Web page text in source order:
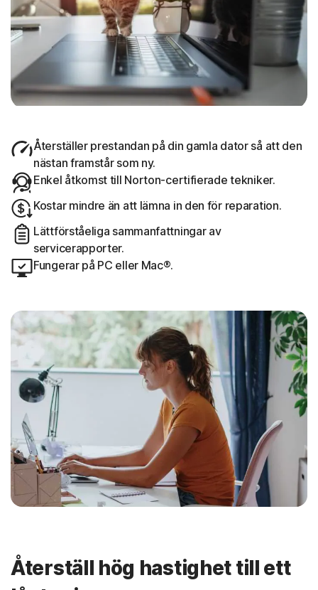
Återställer prestandan på din gamla dator så att den
nästan framstår som ny.
Enkel åtkomst till Norton-certifierade tekniker.
Kostar mindre än att lämna in den för reparation.
Lättförståeliga sammanfattningar av
servicerapporter.
Fungerar på PC eller Mac®.
Återställ hög hastighet till ett